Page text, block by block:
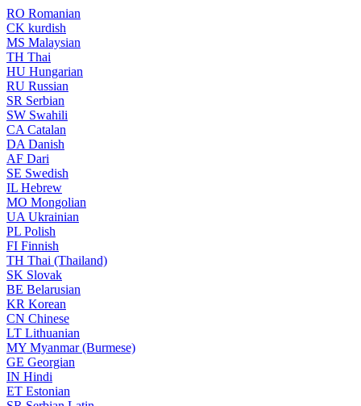
RO Romanian
CK kurdish
MS Malaysian
TH Thai
HU Hungarian
RU Russian
SR Serbian
SW Swahili
CA Catalan
DA Danish
AF Dari
SE Swedish
IL Hebrew
MO Mongolian
UA Ukrainian
PL Polish
FI Finnish
TH Thai (Thailand)
SK Slovak
BE Belarusian
KR Korean
CN Chinese
LT Lithuanian
MY Myanmar (Burmese)
GE Georgian
IN Hindi
ET Estonian